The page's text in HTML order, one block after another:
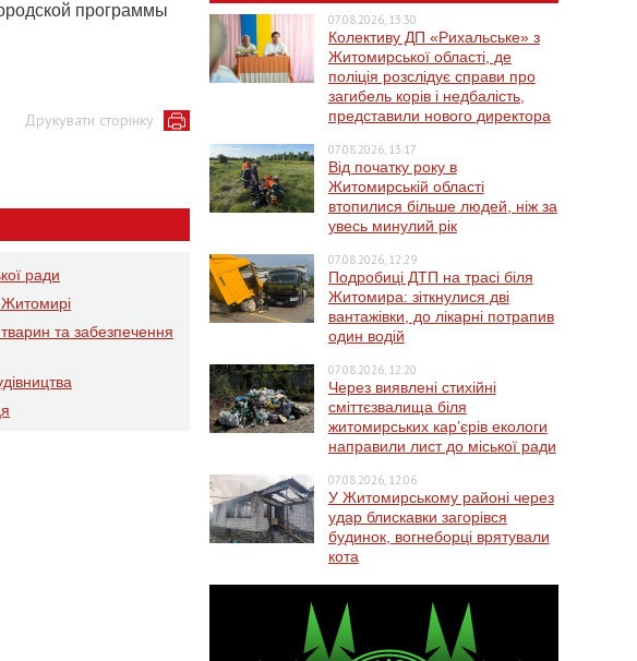
программы
Друкувати сторінку
ради
та забезпечення
07.08.2026, 13:30
Колективу ДП «Рихальське» з
Житомирської області, де
поліція розслідує справи про
загибель корів і недбалість,
представили нового директора
07.08.2026, 13:17
Від початку року в
Житомирській області
втопилися більше людей, ніж за
увесь минулий рік
07.08.2026, 12:29
Подробиці ДТП на трасі біля
Житомира: зіткнулися дві
вантажівки, до лікарні потрапив
один водій
07.08.2026, 12:20
Через виявлені стихійні
сміттєзвалища біля
житомирських кар’єрів екологи
направили лист до міської ради
07.08.2026, 12:06
У Житомирському районі через
удар блискавки загорівся
будинок, вогнеборці врятували
кота